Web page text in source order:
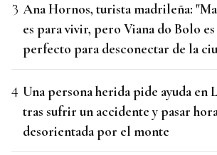
Ana Hornos, turista madrileña:
es para vivir, pero Viana do Bolo es
perfecto para desconectar de la
Una persona herida pide ayuda en
tras sufrir un accidente y pasar
desorientada por el monte